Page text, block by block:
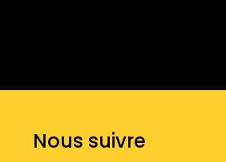
Nous suivre